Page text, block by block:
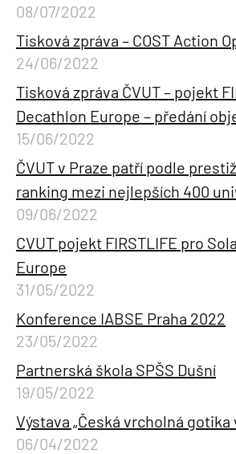
08/07/2022
Tisková zpráva – COST Action
24/06/2022
Tisková zpráva ČVUT – pojekt
Decathlon Europe – předání
15/06/2022
ČVUT v Praze patří podle
ranking mezi nejlepších 400
09/06/2022
CVUT pojekt FIRSTLIFE pro
Europe
31/05/2022
Konference IABSE Praha 2022
23/05/2022
Partnerská škola SPŠS Dušní
19/05/2022
Výstava „Česká vrcholná gotika
06/04/2022